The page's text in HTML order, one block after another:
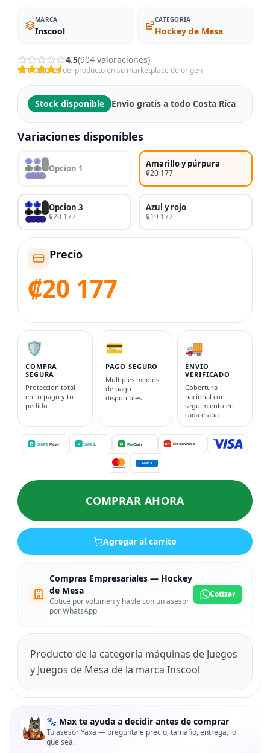
MARCA
Inscool
CATEGORIA
Hockey de Mesa
4.5(904 valoraciones)
Valoraciones del producto en su marketplace de origen
Stock disponible Envio gratis a todo Costa Rica
Variaciones disponibles
Opcion 1 Amarillo y púrpura
₡20 177
Opcion 3
₡20 177
Azul y rojo
₡19 177
Precio
₡20 177
🛡️
COMPRA
SEGURA
Proteccion total
en tu pago y tu
pedido.
💳
PAGO SEGURO
Multiples medios
de pago
disponibles.
🚚
ENVIO
VERIFICADO
Cobertura
nacional con
seguimiento en
cada etapa.
COMPRAR AHORA
Agregar al carrito
Compras Empresariales — Hockey
de Mesa
Cotice por volumen y hable con un asesor
por WhatsApp
Cotizar
Producto de la categoría máquinas de Juegos
y Juegos de Mesa de la marca Inscool
🐾 Max te ayuda a decidir antes de comprar
Tu asesor Yaxa — pregúntale precio, tamaño, entrega, lo
que sea.